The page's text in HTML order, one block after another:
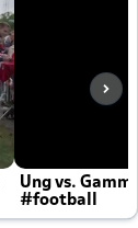
Ung vs.
#football